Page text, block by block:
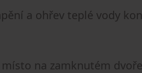
a ohřev teplé vody
na zamknutém